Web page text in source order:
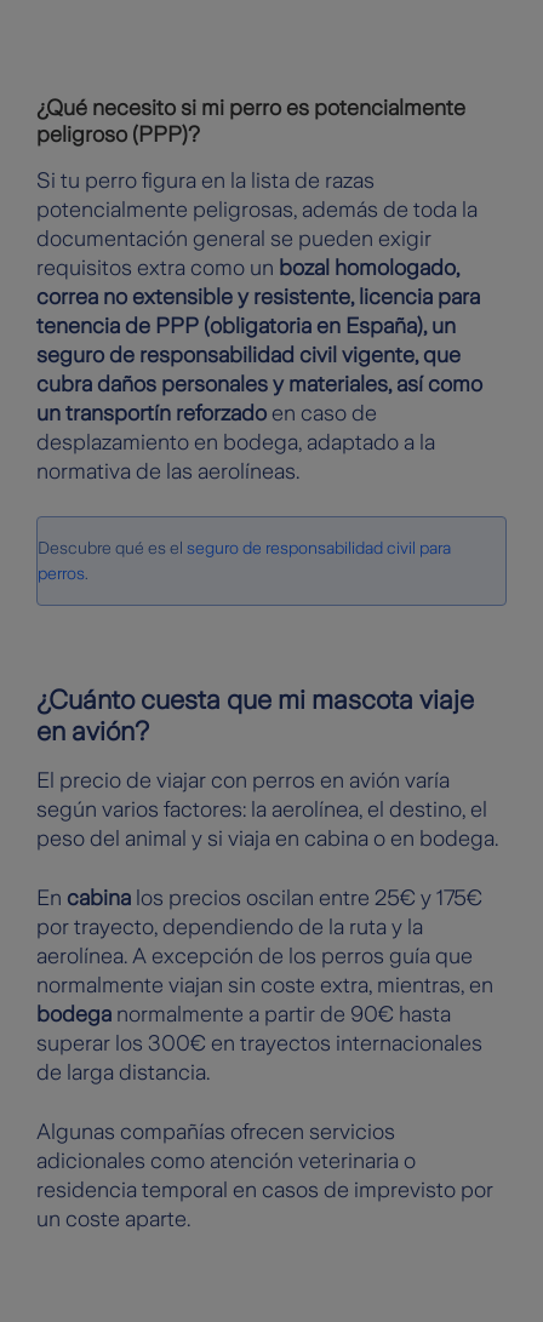
¿Qué necesito si mi perro es potencialmente
peligroso (PPP)?
Si tu perro figura en la lista de razas
potencialmente peligrosas, además de toda la
documentación general se pueden exigir
requisitos extra como un bozal homologado,
correa no extensible y resistente, licencia para
tenencia de PPP (obligatoria en España), un
seguro de responsabilidad civil vigente, que
cubra daños personales y materiales, así como
un transportín reforzado en caso de
desplazamiento en bodega, adaptado a la
normativa de las aerolíneas.
Descubre qué es el seguro de responsabilidad civil para
perros
¿Cuánto cuesta que mi mascota viaje
en avión?
El precio de viajar con perros en avión varía
según varios factores: la aerolínea, el destino, el
peso del animal y si viaja en cabina o en bodega.
En cabina los precios oscilan entre 25€ y 175€
por trayecto, dependiendo de la ruta y la
aerolínea. A excepción de los perros guía que
normalmente viajan sin coste extra, mientras, en
bodega normalmente a partir de 90€ hasta
superar los 300€ en trayectos internacionales
de larga distancia.
Algunas compañías ofrecen servicios
adicionales como atención veterinaria o
residencia temporal en casos de imprevisto por
un coste aparte.